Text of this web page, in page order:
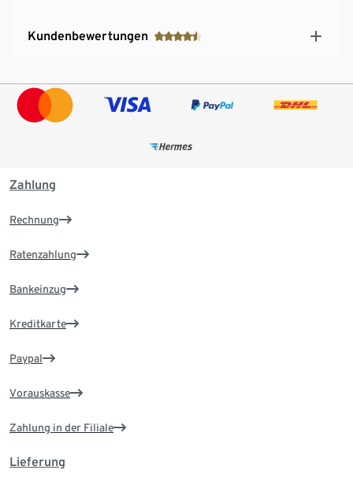
Kundenbewertungen
Zahlung
Rechnung
Ratenzahlung
Bankeinzug
Kreditkarte
Paypal
Vorauskasse
Zahlung in der Filiale
Lieferung